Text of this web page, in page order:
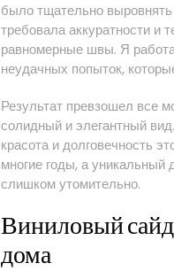
было тщательно
требовала аккуратности и
равномерные швы. Я
неудачных попыток,
Результат превзошел все
солидный и элегантный
красота и долговечность
многие годы, а уникальный
слишком утомительно.
Виниловый
дома